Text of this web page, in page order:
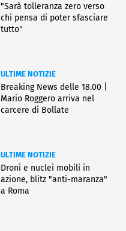
"Sarà tolleranza zero verso
chi pensa di poter sfasciare
tutto"
ULTIME NOTIZIE
Breaking News delle 18.00 |
Mario Roggero arriva nel
carcere di Bollate
ULTIME NOTIZIE
Droni e nuclei mobili in
azione, blitz "anti-maranza"
a Roma